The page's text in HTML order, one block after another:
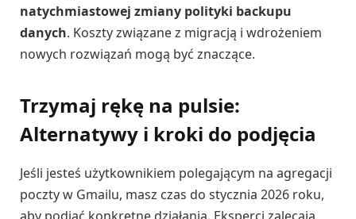
natychmiastowej zmiany polityki backupu
danych. Koszty związane z migracją i wdrożeniem
nowych rozwiązań mogą być znaczące.
Trzymaj rękę na pulsie:
Alternatywy i kroki do podjęcia
Jeśli jesteś użytkownikiem polegającym na agregacji
poczty w Gmailu, masz czas do stycznia 2026 roku,